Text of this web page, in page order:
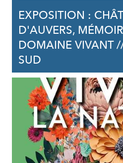
EXPOSITION :
D'AUVERS,
DOMAINE VIVANT
SUD